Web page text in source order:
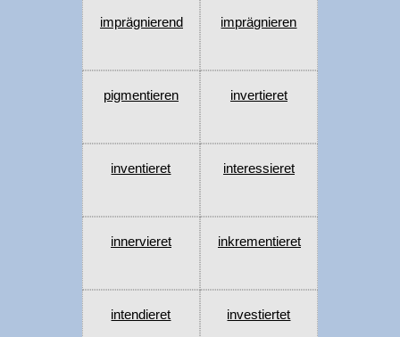
imprägnierend imprägnieren
pigmentieren invertieret
inventieret interessieret
innervieret inkrementieret
intendieret investiertet